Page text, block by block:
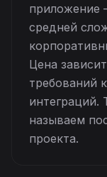
приложение
средней
Цена
требований
интеграций.
называем
проекта.